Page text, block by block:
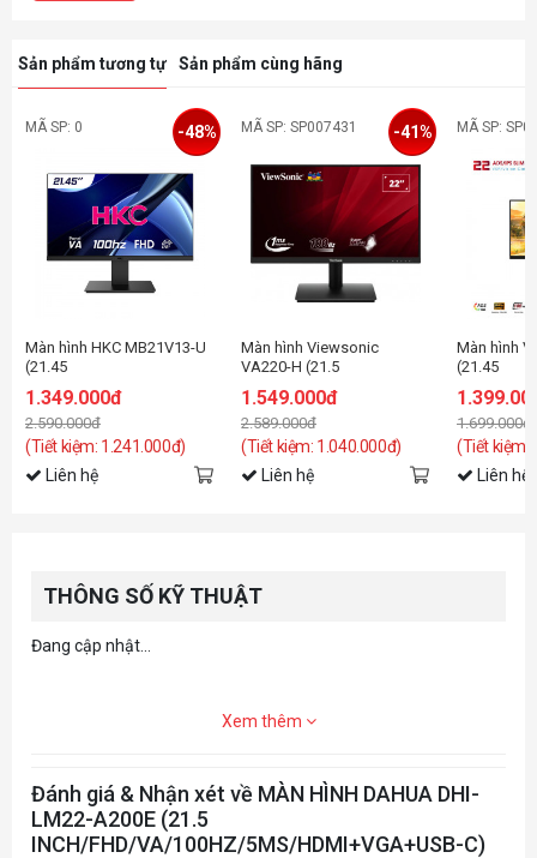
Sản phẩm tương tự Sản phẩm cùng hãng
MÃ SP: 0
Màn hình HKC MB21V13-U
(21.45
1.349.000đ
2.590.000đ
(Tiết kiệm: 1.241.000đ)
-48%
Liên hệ
MÃ SP: SP007431
Màn hình Viewsonic
VA220-H (21.5
1.549.000đ
2.589.000đ
(Tiết kiệm: 1.040.000đ)
-41%
Liên hệ
MÃ SP:
Màn hình
(21.45
1.699.000đ
(Tiết kiệm:
Liên hệ
THÔNG SỐ KỸ THUẬT
Đang cập nhật...
Xem thêm
Đánh giá & Nhận xét về MÀN HÌNH DAHUA DHI-
LM22-A200E (21.5
INCH/FHD/VA/100HZ/5MS/HDMI+VGA+USB-C)